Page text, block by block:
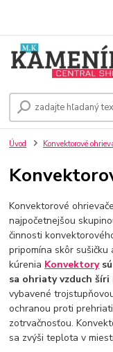
Úvod Konvektorové
Konvektorové
najpočetnejšou
činnosti
pripomína skôr
kúrenia Konvektorysú
sa ohriaty vzduch
vybavené
ochranou proti
zotrvačnosťou.
sa zvýši teplota v